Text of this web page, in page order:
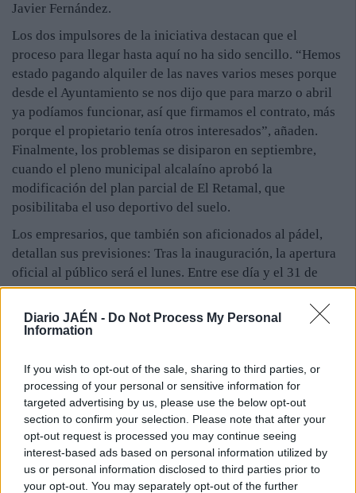
Diario JAÉN - Do Not Process My Personal
Information
If you wish to opt-out of the sale, sharing to third parties, or
processing of your personal or sensitive information for
targeted advertising by us, please use the below opt-out
section to confirm your selection. Please note that after your
opt-out request is processed you may continue seeing
interest-based ads based on personal information utilized by
us or personal information disclosed to third parties prior to
your opt-out. You may separately opt-out of the further
Javier Fernández.
Los dos impulsores de la iniciativa destacan que el
proceso para llegar hasta aquí no ha sido sencillo. “Hemos
estado pagando alquiler de las naves varios meses porque
desde el Ayuntamiento se nos dijo que para marzo o abril
ya podíamos funcionar, así que firmamos el contrato, más
porque el propietario tenía otros interesados”, añaden.
Finalmente, los problemas se disiparon en septiembre,
cuando el pleno municipal alcalaíno aprobó la
modificación del plan parcial de El Retamal, que
posibilitaba el uso deportivo del suelo.
Los empresarios, que también son aficionados al pádel,
detallan sus previsiones: Tras la inauguración, la apertura
oficial al público será el lunes. Entre ese día y el 31 de
octubre, habrá una promoción en la que el coste será de
solo un euro por jugador. Habrá una liga de invierno entre
noviembre y marzo. En hombres, habrá tres categorías
Aficionadas. El precio será de 39 euros por participante.
En la iniciativa, cuya inscripción está abierta el día 31 de
octubre, se contemplan un máximo de diez parejas por
categoría y camisetas personalizadas. También habrá un
monitor. Javier y José Fernández indican que el recinto,
con pistas homologadas, tienen césped artificial de
competición, iluminación de última generación y